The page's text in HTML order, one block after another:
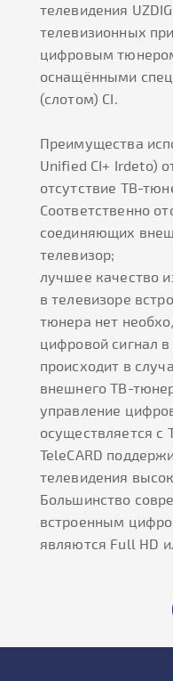
телевидения
телевизионных
цифровым
оснащёнными
(слотом) CI.
Преимущества
Unified CI+ Irdeto)
отсутствие ТВ-
Соответственно
соединяющих
телевизор;
лучшее качество
в телевизоре
тюнера нет
цифровой сигнал
происходит в
внешнего ТВ-
управление
осуществляется с
TeleCARD
телевидения
Большинство
встроенным
являются Full HD